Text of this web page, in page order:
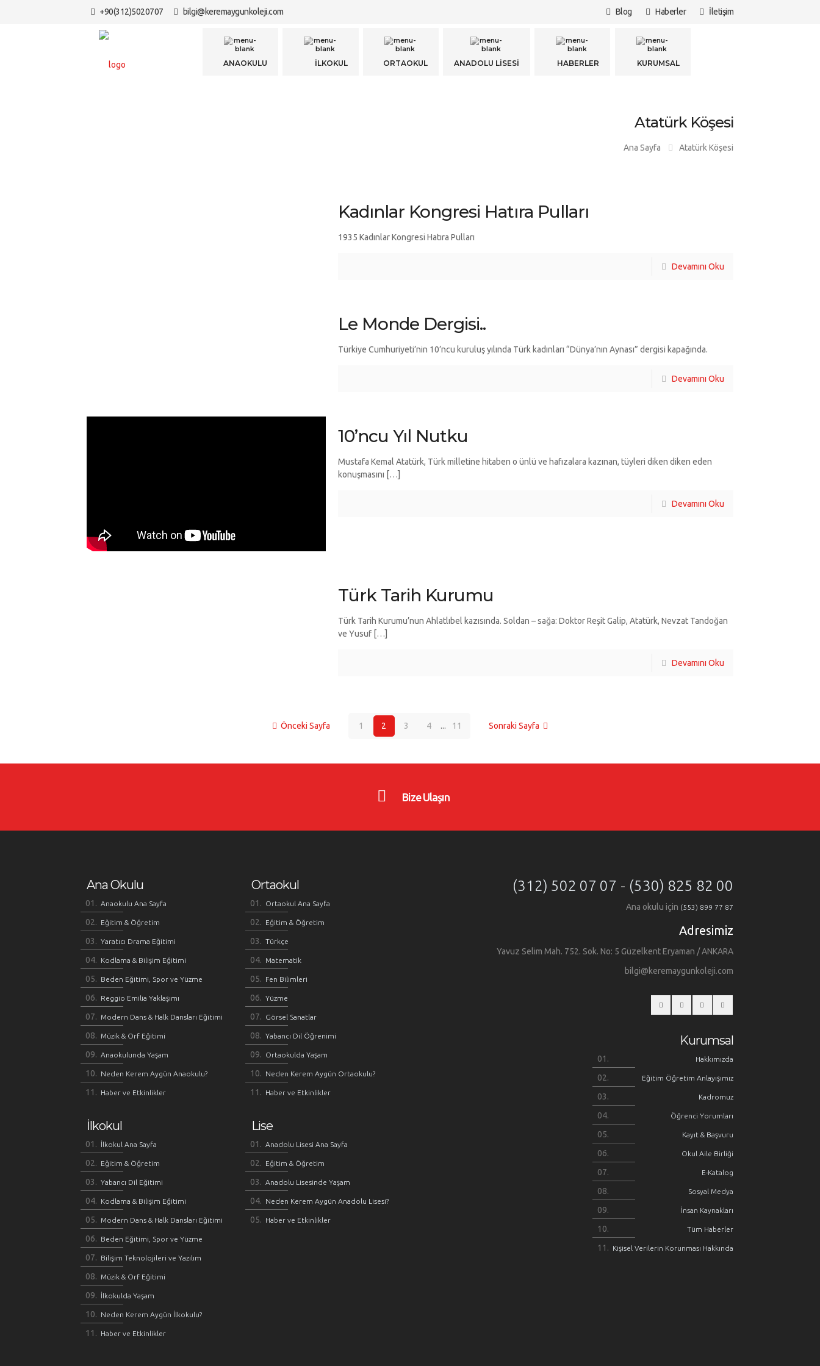
+90(312)5020707 bilgi@keremaygunkoleji.com Blog Haberler İletişim
Atatürk Köşesi
Ana Sayfa Atatürk Köşesi
Kadınlar Kongresi Hatıra Pulları
1935 Kadınlar Kongresi Hatıra Pulları
Devamını Oku
Le Monde Dergisi..
Türkiye Cumhuriyeti’nin 10’ncu kuruluş yılında Türk kadınları “Dünya’nın Aynası” dergisi kapağında.
Devamını Oku
10’ncu Yıl Nutku
Mustafa Kemal Atatürk, Türk milletine hitaben o ünlü ve hafızalara kazınan, tüyleri diken diken eden
konuşmasını […]
Devamını Oku
Türk Tarih Kurumu
Türk Tarih Kurumu’nun Ahlatlıbel kazısında. Soldan – sağa: Doktor Reşit Galip, Atatürk, Nevzat Tandoğan
ve Yusuf […]
Devamını Oku
Önceki Sayfa 1 2 3 4 ... 11 Sonraki Sayfa
Bize Ulaşın
Ana Okulu
Anaokulu Ana Sayfa
Eğitim & Öğretim
Yaratıcı Drama Eğitimi
Kodlama & Bilişim Eğitimi
Beden Eğitimi, Spor ve Yüzme
Reggio Emilia Yaklaşımı
Modern Dans & Halk Dansları Eğitimi
Müzik & Orf Eğitimi
Anaokulunda Yaşam
Neden Kerem Aygün Anaokulu?
Haber ve Etkinlikler
İlkokul
İlkokul Ana Sayfa
Eğitim & Öğretim
Yabancı Dil Eğitimi
Kodlama & Bilişim Eğitimi
Modern Dans & Halk Dansları Eğitimi
Beden Eğitimi, Spor ve Yüzme
Bilişim Teknolojileri ve Yazılım
Müzik & Orf Eğitimi
İlkokulda Yaşam
Neden Kerem Aygün İlkokulu?
Haber ve Etkinlikler
Ortaokul
Ortaokul Ana Sayfa
Eğitim & Öğretim
Türkçe
Matematik
Fen Bilimleri
Yüzme
Görsel Sanatlar
Yabancı Dil Öğrenimi
Ortaokulda Yaşam
Neden Kerem Aygün Ortaokulu?
Haber ve Etkinlikler
Lise
Anadolu Lisesi Ana Sayfa
Eğitim & Öğretim
Anadolu Lisesinde Yaşam
Neden Kerem Aygün Anadolu Lisesi?
Haber ve Etkinlikler
(312) 502 07 07 - (530) 825 82 00
Ana okulu için (553) 899 77 87
Adresimiz
Yavuz Selim Mah. 752. Sok. No: 5 Güzelkent Eryaman / ANKARA
bilgi@keremaygunkoleji.com
Kurumsal
Hakkımızda
Eğitim Öğretim Anlayışımız
Kadromuz
Öğrenci Yorumları
Kayıt & Başvuru
Okul Aile Birliği
E-Katalog
Sosyal Medya
İnsan Kaynakları
Tüm Haberler
Kişisel Verilerin Korunması Hakkında